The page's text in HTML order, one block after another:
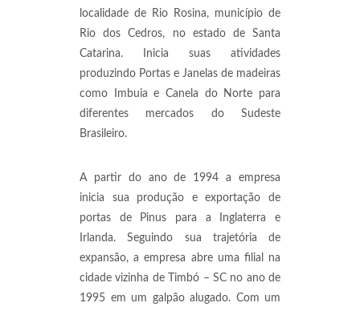
localidade de Rio Rosina, município de
Rio dos Cedros, no estado de Santa
Catarina. Inicia suas atividades
produzindo Portas e Janelas de madeiras
como Imbuia e Canela do Norte para
diferentes mercados do Sudeste
Brasileiro.
A partir do ano de 1994 a empresa
inicia sua produção e exportação de
portas de Pinus para a Inglaterra e
Irlanda. Seguindo sua trajetória de
expansão, a empresa abre uma filial na
cidade vizinha de Timbó – SC no ano de
1995 em um galpão alugado. Com um